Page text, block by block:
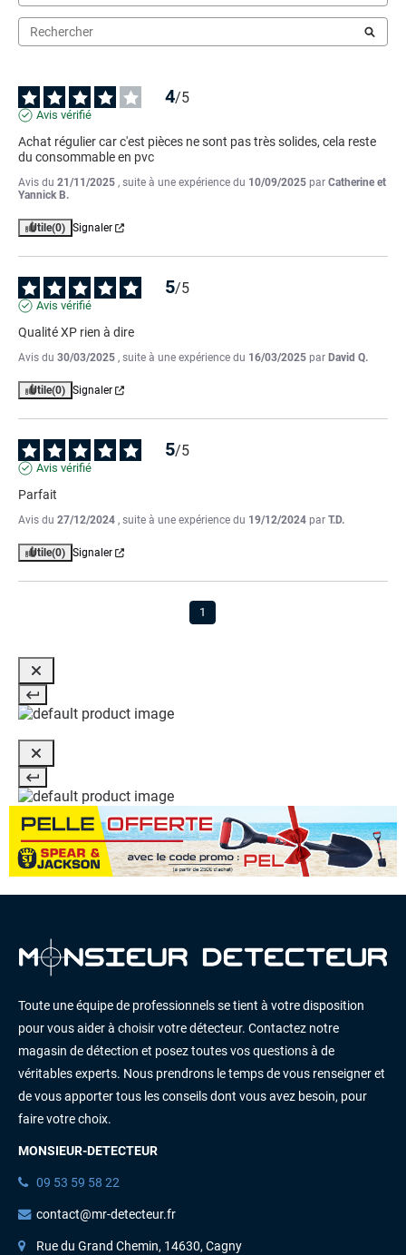
4/5
Avis vérifié
Achat régulier car c'est pièces ne sont pas très solides, cela reste
du consommable en pvc
Avis du 21/11/2025 , suite à une expérience du 10/09/2025 par Catherine et
Yannick B.
Utile(0) Signaler
5/5
Avis vérifié
Qualité XP rien à dire
Avis du 30/03/2025 , suite à une expérience du 16/03/2025 par David Q.
Utile(0) Signaler
5/5
Avis vérifié
Parfait
Avis du 27/12/2024 , suite à une expérience du 19/12/2024 par T.D.
Utile(0) Signaler
1
Toute une équipe de professionnels se tient à votre disposition
pour vous aider à choisir votre détecteur. Contactez notre
magasin de détection et posez toutes vos questions à de
véritables experts. Nous prendrons le temps de vous renseigner et
de vous apporter tous les conseils dont vous avez besoin, pour
faire votre choix.
MONSIEUR-DETECTEUR
09 53 59 58 22
contact@mr-detecteur.fr
Rue du Grand Chemin, 14630, Cagny